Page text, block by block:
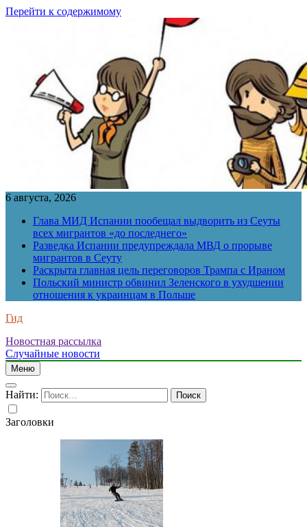
Перейти к содержимому
6 августа, 2026
Глава МИД Испании пообещал выдворить из Сеуты
всех мигрантов «до последнего»
Разведка Испании предупреждала МВД о прорыве
мигрантов в Сеуту
Раскрыта главная цель переговоров Трампа с Ираном
Польский министр обвинил Зеленского в ухудшении
отношения к украинцам в Польше
Гид
Новостная рассылка
Случайные новости
Меню
Найти:
Заголовки